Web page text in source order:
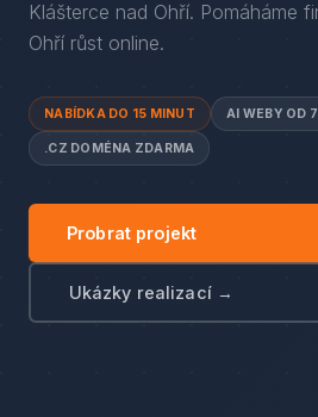
Klášterce nad Ohří. Pomáháme
Ohří růst online.
NABÍDKA DO 15 MINUT AI WEBY OD
.CZ DOMÉNA ZDARMA
Probrat projekt
Ukázky realizací →